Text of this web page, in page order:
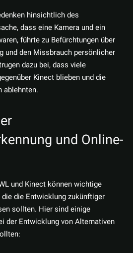
hinsichtlich des
dass eine Kamera und ein
führte zu Befürchtungen über
und den Missbrauch persönlicher
dazu bei, dass viele
Kinect blieben und die
ablehnten.
und Online-
und Kinect können wichtige
die die Entwicklung zukünftiger
sollten. Hier sind einige
der Entwicklung von Alternativen